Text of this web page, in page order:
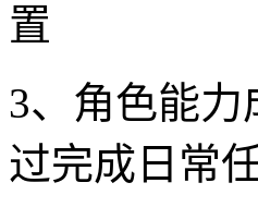
置
3、角色能
过完成日常